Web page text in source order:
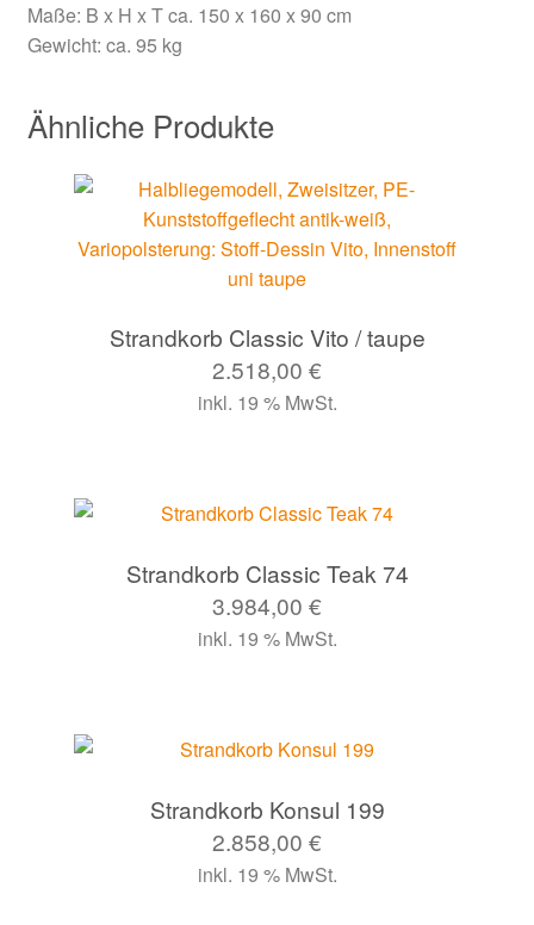
Maße: B x H x T ca. 150 x 160 x 90 cm
Gewicht: ca. 95 kg
Ähnliche Produkte
Strandkorb Classic Vito / taupe
2.518,00 €
inkl. 19 % MwSt.
Strandkorb Classic Teak 74
3.984,00 €
inkl. 19 % MwSt.
Strandkorb Konsul 199
2.858,00 €
inkl. 19 % MwSt.